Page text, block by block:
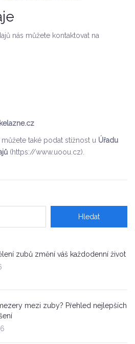
nás můžete kontaktovat na
také podat stížnost u Úřadu
(https://www.uoou.cz).
zubů změní váš každodenní život
mezi zuby? Přehled nejlepších